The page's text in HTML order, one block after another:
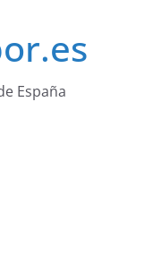
España